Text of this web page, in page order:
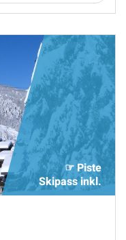
☞ Piste
Skipass inkl.